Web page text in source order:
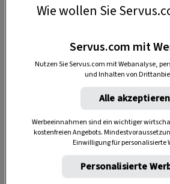
1. Die Blätter nach Belieben auf
kleben, so dass ein Körper, ein
Wie wollen Sie
Servus.com mit
Nutzen Sie Servus.com mit Webanalyse,
und Inhalten von
Alle akzeptieren
Werbeeinnahmen sind ein wichtiger
kostenfreien Angebots.
Einwilligung für personalisierte
Personalisierte